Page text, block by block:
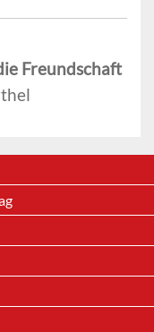
Freundschaft